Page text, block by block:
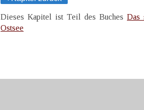
Dieses Kapitel ist Teil des Buches Das
Ostsee